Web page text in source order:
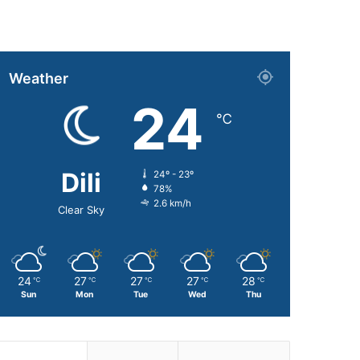
Weather
Dili
Clear Sky
24 ℃
24º - 23º
78%
2.6 km/h
24 ℃
Sun
27 ℃
Mon
27 ℃
Tue
27 ℃
Wed
28 ℃
Thu